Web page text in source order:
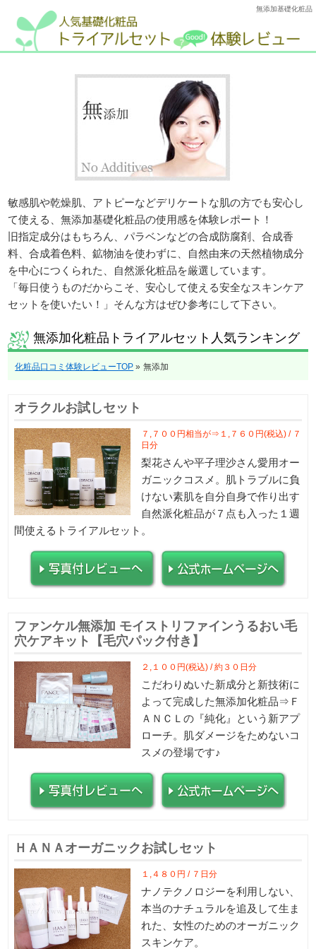
無添加基礎化粧品
敏感肌や乾燥肌、アトピーなどデリケートな肌の方でも安心し
て使える、無添加基礎化粧品の使用感を体験レポート！
旧指定成分はもちろん、パラベンなどの合成防腐剤、合成香
料、合成着色料、鉱物油を使わずに、自然由来の天然植物成分
を中心につくられた、自然派化粧品を厳選しています。
「毎日使うものだからこそ、安心して使える安全なスキンケア
セットを使いたい！」そんな方はぜひ参考にして下さい。
無添加化粧品トライアルセット人気ランキング
化粧品口コミ体験レビューTOP » 無添加
オラクルお試しセット
７,７００円相当が⇒１,７６０円(税込) / ７
日分
梨花さんや平子理沙さん愛用オー
ガニックコスメ。肌トラブルに負
けない素肌を自分自身で作り出す
自然派化粧品が７点も入った１週
間使えるトライアルセット。
ファンケル無添加 モイストリファインうるおい毛
穴ケアキット【毛穴パック付き】
２,１００円(税込) / 約３０日分
こだわりぬいた新成分と新技術に
よって完成した無添加化粧品⇒Ｆ
ＡＮＣＬの『純化』という新アプ
ローチ。肌ダメージをためないコ
スメの登場です♪
ＨＡＮＡオーガニックお試しセット
１,４８０円 / ７日分
ナノテクノロジーを利用しない、
本当のナチュラルを追及して生ま
れた、女性のためのオーガニック
スキンケア。